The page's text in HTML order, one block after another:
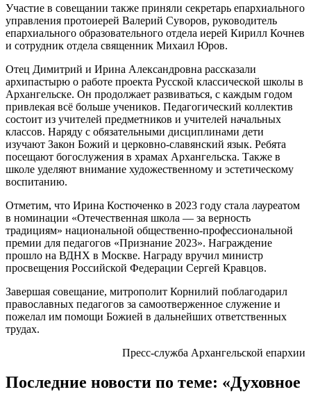
Участие в совещании также приняли секретарь епархиального
управления протоиерей Валерий Суворов, руководитель
епархиального образовательного отдела иерей Кирилл Кочнев
и сотрудник отдела священник Михаил Юров.
Отец Димитрий и Ирина Александровна рассказали
архипастырю о работе проекта Русской классической школы в
Архангельске. Он продолжает развиваться, с каждым годом
привлекая всё больше учеников. Педагогический коллектив
состоит из учителей предметников и учителей начальных
классов. Наряду с обязательными дисциплинами дети
изучают Закон Божий и церковно-славянский язык. Ребята
посещают богослужения в храмах Архангельска. Также в
школе уделяют внимание художественному и эстетическому
воспитанию.
Отметим, что Ирина Костюченко в 2023 году стала лауреатом
в номинации «Отечественная школа — за верность
традициям» национальной общественно-профессиональной
премии для педагогов «Признание 2023». Награждение
прошло на ВДНХ в Москве. Награду вручил министр
просвещения Российской Федерации Сергей Кравцов.
Завершая совещание, митрополит Корнилий поблагодарил
православных педагогов за самоотверженное служение и
пожелал им помощи Божией в дальнейших ответственных
трудах.
Пресс-служба Архангельской епархии
Последние новости по теме: «Духовное